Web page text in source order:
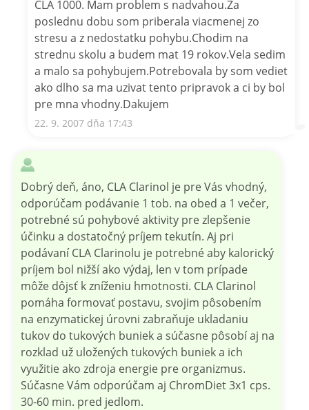
CLA 1000. Mam problem s nadvahou.Za
poslednu dobu som priberala viacmenej zo
stresu a z nedostatku pohybu.Chodim na
strednu skolu a budem mat 19 rokov.Vela sedim
a malo sa pohybujem.Potrebovala by som vediet
ako dlho sa ma uzivat tento pripravok a ci by bol
pre mna vhodny.Dakujem
22. 9. 2007 dňa 17:43
Dobrý deň, áno, CLA Clarinol je pre Vás vhodný,
odporúčam podávanie 1 tob. na obed a 1 večer,
potrebné sú pohybové aktivity pre zlepšenie
účinku a dostatočný príjem tekutín. Aj pri
podávaní CLA Clarinolu je potrebné aby kalorický
príjem bol nižší ako výdaj, len v tom prípade
môže dôjsť k zníženiu hmotnosti. CLA Clarinol
pomáha formovať postavu, svojim pôsobením
na enzymatickej úrovni zabraňuje ukladaniu
tukov do tukových buniek a súčasne pôsobí aj na
rozklad už uložených tukových buniek a ich
využitie ako zdroja energie pre organizmus.
Súčasne Vám odporúčam aj ChromDiet 3x1 cps.
30-60 min. pred jedlom.